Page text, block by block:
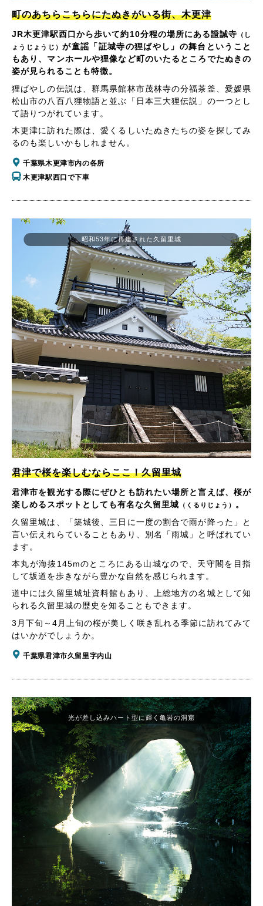
町のあちらこちらにたぬきがいる街、木更津
JR木更津駅西口から歩いて約10分程の場所にある證誠寺 （し
ょうじょうじ）が童謡「証城寺の狸ばやし」の舞台ということ
もあり、マンホールや狸像など町のいたるところでたぬきの
姿が見られることも特徴。
狸ばやしの伝説は、群馬県館林市茂林寺の分福茶釜、愛媛県
松山市の八百八狸物語と並ぶ「日本三大狸伝説」の一つとし
て語りつがれています。
木更津に訪れた際は、愛くるしいたぬきたちの姿を探してみ
るのも楽しいかもしれません。
千葉県木更津市内の各所
木更津駅西口で下車
君津で桜を楽しむならここ！久留里城
君津市を観光する際にぜひとも訪れたい場所と言えば、桜が
楽しめるスポットとしても有名な久留里城 （くるりじょう） 。
久留里城は、「築城後、三日に一度の割合で雨が降った」と
言い伝えれらていることもあり、別名「雨城」と呼ばれてい
ます。
本丸が海抜145mのところにある山城なので、天守閣を目指
して坂道を歩きながら豊かな自然を感じられます。
道中には久留里城址資料館もあり、上総地方の名城として知
られる久留里城の歴史を知ることもできます。
3月下旬～4月上旬の桜が美しく咲き乱れる季節に訪れてみて
はいかがでしょうか。
千葉県君津市久留里字内山
昭和53年に再建された久留里城
光が差し込みハート型に輝く亀岩の洞窟